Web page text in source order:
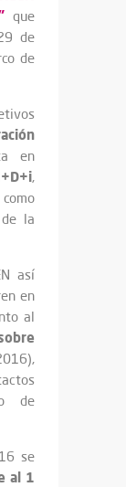
que
de
de
en
,
la
así
en
al
de
se
al 1